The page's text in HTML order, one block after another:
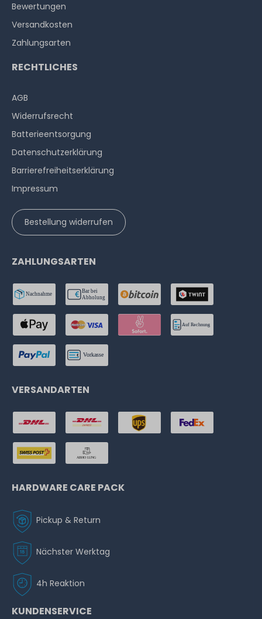
Bewertungen
Versandkosten
Zahlungsarten
RECHTLICHES
AGB
Widerrufs­recht
Batterieentsorgung
Datenschutzerklärung
Barrierefreiheitserklärung
Impressum
Bestellung widerrufen
ZAHLUNGSARTEN
VERSANDARTEN
HARDWARE CARE PACK
Pickup & Return
Nächster Werktag
4h Reaktion
KUNDENSERVICE